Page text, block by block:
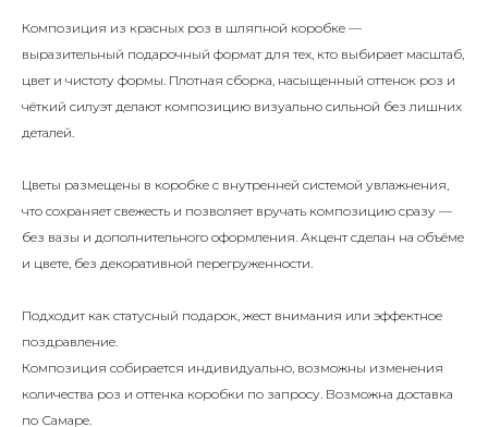
Композиция из красных роз в шляпной коробке —
выразительный подарочный формат для тех, кто выбирает масштаб,
цвет и чистоту формы. Плотная сборка, насыщенный оттенок роз и
чёткий силуэт делают композицию визуально сильной без лишних
деталей.
Цветы размещены в коробке с внутренней системой увлажнения,
что сохраняет свежесть и позволяет вручать композицию сразу —
без вазы и дополнительного оформления. Акцент сделан на объёме
и цвете, без декоративной перегруженности.
Подходит как статусный подарок, жест внимания или эффектное
поздравление.
Композиция собирается индивидуально, возможны изменения
количества роз и оттенка коробки по запросу. Возможна доставка
по Самаре.